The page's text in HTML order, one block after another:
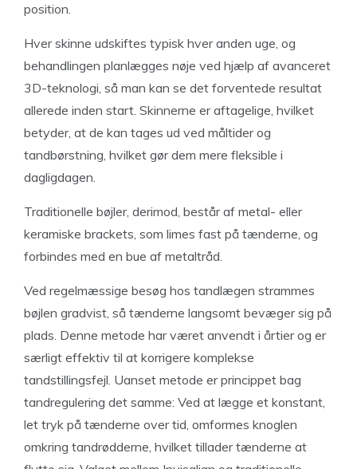
position.
Hver skinne udskiftes typisk hver anden uge, og
behandlingen planlægges nøje ved hjælp af avanceret
3D-teknologi, så man kan se det forventede resultat
allerede inden start. Skinnerne er aftagelige, hvilket
betyder, at de kan tages ud ved måltider og
tandbørstning, hvilket gør dem mere fleksible i
dagligdagen.
Traditionelle bøjler, derimod, består af metal- eller
keramiske brackets, som limes fast på tænderne, og
forbindes med en bue af metaltråd.
Ved regelmæssige besøg hos tandlægen strammes
bøjlen gradvist, så tænderne langsomt bevæger sig på
plads. Denne metode har været anvendt i årtier og er
særligt effektiv til at korrigere komplekse
tandstillingsfejl. Uanset metode er princippet bag
tandregulering det samme: Ved at lægge et konstant,
let tryk på tænderne over tid, omformes knoglen
omkring tandrødderne, hvilket tillader tænderne at